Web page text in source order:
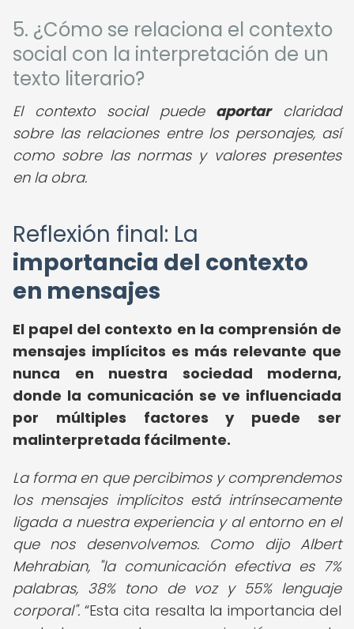
5. ¿Cómo se relaciona el contexto
social con la interpretación de un
texto literario?
El contexto social puede aportarclaridad
sobre las relaciones entre los personajes, así
como sobre las normas y valores presentes
en la obra.
Reflexión final: La
importancia del contexto
en mensajes
El papel del contexto en la comprensión de
mensajes implícitos es más relevante que
nunca en nuestra sociedad moderna,
donde la comunicación se ve influenciada
por múltiples factores y puede ser
malinterpretada fácilmente.
La forma en que percibimos y comprendemos
los mensajes implícitos está intrínsecamente
ligada a nuestra experiencia y al entorno en el
que nos desenvolvemos. Como dijo Albert
Mehrabian, "la comunicación efectiva es 7%
palabras, 38% tono de voz y 55% lenguaje
corporal". Esta cita resalta la importancia del